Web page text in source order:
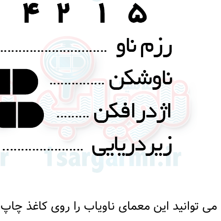
می توانید این معمای ناویاب را روی کاغذ